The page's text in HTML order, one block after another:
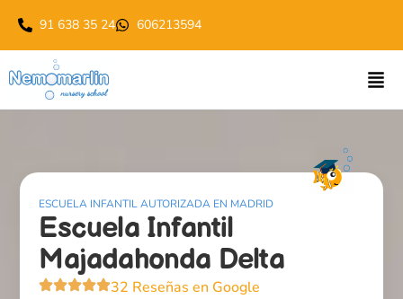
91 638 35 24 606213594
ESCUELA INFANTIL AUTORIZADA EN MADRID
Escuela Infantil
Majadahonda Delta
32 Reseñas en Google